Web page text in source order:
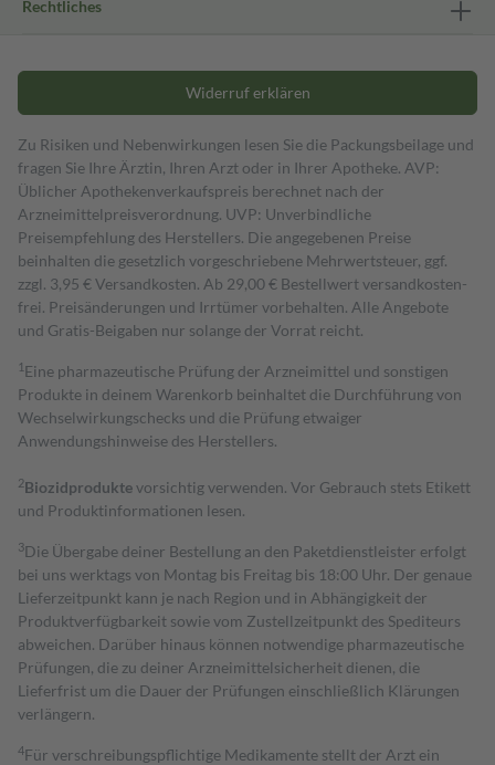
Rechtliches
Widerruf erklären
Zu Risiken und Nebenwirkungen lesen Sie die Packungsbeilage und
fragen Sie Ihre Ärztin, Ihren Arzt oder in Ihrer Apotheke. AVP:
Üblicher Apothekenverkaufspreis berechnet nach der
Arzneimittelpreisverordnung. UVP: Unverbindliche
Preisempfehlung des Herstellers. Die angegebenen Preise
beinhalten die gesetzlich vorgeschriebene Mehrwertsteuer, ggf.
zzgl. 3,95 € Versandkosten. Ab 29,00 € Bestell­wert versand­kosten­
frei. Preisänderungen und Irrtümer vorbehalten. Alle Angebote
und Gratis-Beigaben nur solange der Vorrat reicht.
1 Eine pharmazeutische Prüfung der Arzneimittel und sonstigen
Produkte in deinem Warenkorb beinhaltet die Durchführung von
Wechselwirkungschecks und die Prüfung etwaiger
Anwendungshinweise des Herstellers.
2Biozidproduktevorsichtig verwenden. Vor Gebrauch stets Etikett
und Produktinformationen lesen.
3Die Übergabe deiner Bestellung an den Paketdienstleister erfolgt
bei uns werktags von Montag bis Freitag bis 18:00 Uhr. Der genaue
Lieferzeitpunkt kann je nach Region und in Abhängigkeit der
Produktverfügbarkeit sowie vom Zustellzeitpunkt des Spediteurs
abweichen. Darüber hinaus können notwendige pharmazeutische
Prüfungen, die zu deiner Arzneimittelsicherheit dienen, die
Lieferfrist um die Dauer der Prüfungen einschließlich Klärungen
verlängern.
4Für verschreibungspflichtige Medikamente stellt der Arzt ein